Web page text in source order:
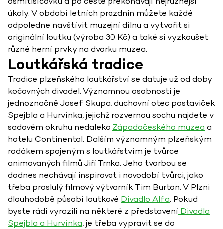
úkoly. V období letních prázdnin můžete každé
odpoledne navštívit muzejní dílnu a vytvořit si
originální loutku (výroba 30 Kč) a také si vyzkoušet
různé herní prvky na dvorku muzea.
Loutkářská tradice
Tradice plzeňského loutkářství se datuje už od doby
kočovných divadel. Významnou osobností je
jednoznačně Josef Skupa, duchovní otec postaviček
Spejbla a Hurvínka, jejichž rozvernou sochu najdete v
sadovém okruhu nedaleko Západočeského muzea a
hotelu Continental. Dalším významným plzeňským
rodákem spojeným s loutkářstvím je tvůrce
animovaných filmů Jiří Trnka. Jeho tvorbou se
dodnes nechávají inspirovat i novodobí tvůrci, jako
třeba proslulý filmový výtvarník Tim Burton. V Plzni
dlouhodobě působí loutkové Divadlo Alfa. Pokud
byste rádi vyrazili na některé z představení Divadla
Spejbla a Hurvínka, je třeba vypravit se do